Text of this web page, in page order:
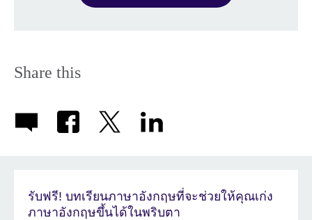
Share this
รับฟรี! บทเรียนภาษาอังกฤษที่จะช่วยให้คุณเก่ง
ภาษาอังกฤษขึ้นได้ในพริบตา